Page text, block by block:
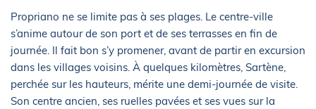
Propriano ne se limite pas à ses plages. Le centre-ville
s’anime autour de son port et de ses terrasses en fin de
journée. Il fait bon s’y promener, avant de partir en excursion
dans les villages voisins. À quelques kilomètres, Sartène,
perchée sur les hauteurs, mérite une demi-journée de visite.
Son centre ancien, ses ruelles pavées et ses vues sur la